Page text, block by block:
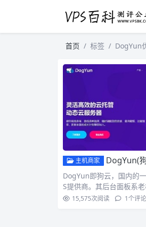
首页 标签 DogYun
主机商家 DogYun(狗云) 超级
DogYun即狗云，国内的
S提供商。其后台面板系
是国...
15,575次阅读 1个评论